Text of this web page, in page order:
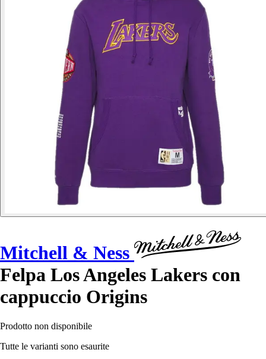
Mitchell & Ness
Felpa Los Angeles Lakers con
cappuccio Origins
Prodotto non disponibile
Tutte le varianti sono esaurite